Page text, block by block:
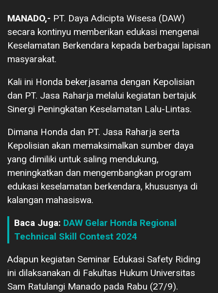
MANADO,- PT. Daya Adicipta Wisesa (DAW)
secara kontinyu memberikan edukasi mengenai
Keselamatan Berkendara kepada berbagai lapisan
masyarakat.
Kali ini Honda bekerjasama dengan Kepolisian
dan PT. Jasa Raharja melalui kegiatan bertajuk
Sinergi Peningkatan Keselamatan Lalu-Lintas.
Dimana Honda dan PT. Jasa Raharja serta
Kepolisian akan memaksimalkan sumber daya
yang dimiliki untuk saling mendukung,
meningkatkan dan mengembangkan program
edukasi keselamatan berkendara, khususnya di
kalangan mahasiswa.
Baca Juga: DAW Gelar Honda Regional
Technical Skill Contest 2024
Adapun kegiatan Seminar Edukasi Safety Riding
ini dilaksanakan di Fakultas Hukum Universitas
Sam Ratulangi Manado pada Rabu (27/9).